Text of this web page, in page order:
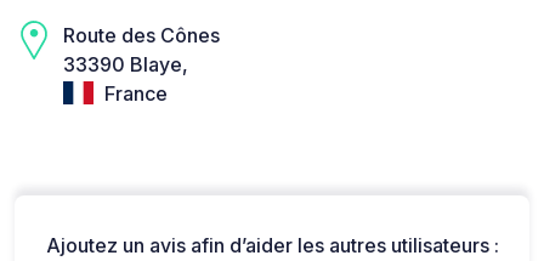
Route des Cônes
33390 Blaye,
France
Ajoutez un avis afin d’aider les autres utilisateurs :